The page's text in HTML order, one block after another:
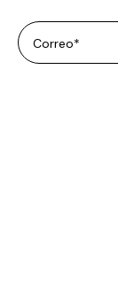
Correo*